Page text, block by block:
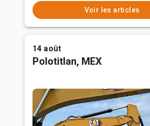
Voir les articles
14 août
Polotitlan, MEX